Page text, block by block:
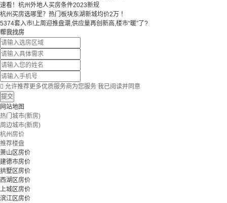
速看！杭州外地人买房条件2023新规
杭州买房选哪里？热门板块东湖新城均价2万 ！
5374套入市!上周迎推盘潮,供应量再创新高,楼市“暖”了?
帮我找房
 允许推荐更多优质服务商为您服务 我已阅读并同意
提交
网站地图
热门城市(新房)
周边城市(新房)
杭州房价
推荐楼盘
萧山区房价
建德市房价
拱墅区房价
西湖区房价
上城区房价
滨江区房价